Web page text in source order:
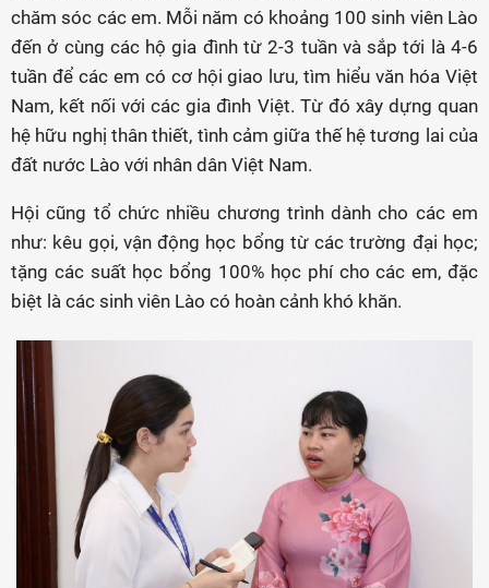
chăm sóc các em. Mỗi năm có khoảng 100 sinh viên Lào
đến ở cùng các hộ gia đình từ 2-3 tuần và sắp tới là 4-6
tuần để các em có cơ hội giao lưu, tìm hiểu văn hóa Việt
Nam, kết nối với các gia đình Việt. Từ đó xây dựng quan
hệ hữu nghị thân thiết, tình cảm giữa thế hệ tương lai của
đất nước Lào với nhân dân Việt Nam.
Hội cũng tổ chức nhiều chương trình dành cho các em
như: kêu gọi, vận động học bổng từ các trường đại học;
tặng các suất học bổng 100% học phí cho các em, đặc
biệt là các sinh viên Lào có hoàn cảnh khó khăn.